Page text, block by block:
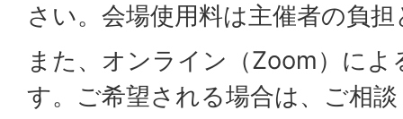
さい。会場使用料は主催者の負
また、オンライン（Zoom）によ
す。ご希望される場合は、ご相